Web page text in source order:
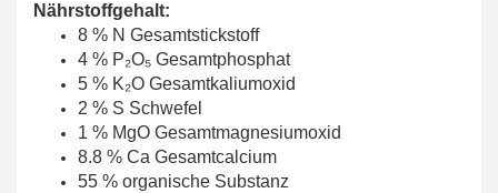
Nährstoffgehalt:
8 % N Gesamtstickstoff
4 % P₂O₅ Gesamtphosphat
5 % K₂O Gesamtkaliumoxid
2 % S Schwefel
1 % MgO Gesamtmagnesiumoxid
8.8 % Ca Gesamtcalcium
55 % organische Substanz